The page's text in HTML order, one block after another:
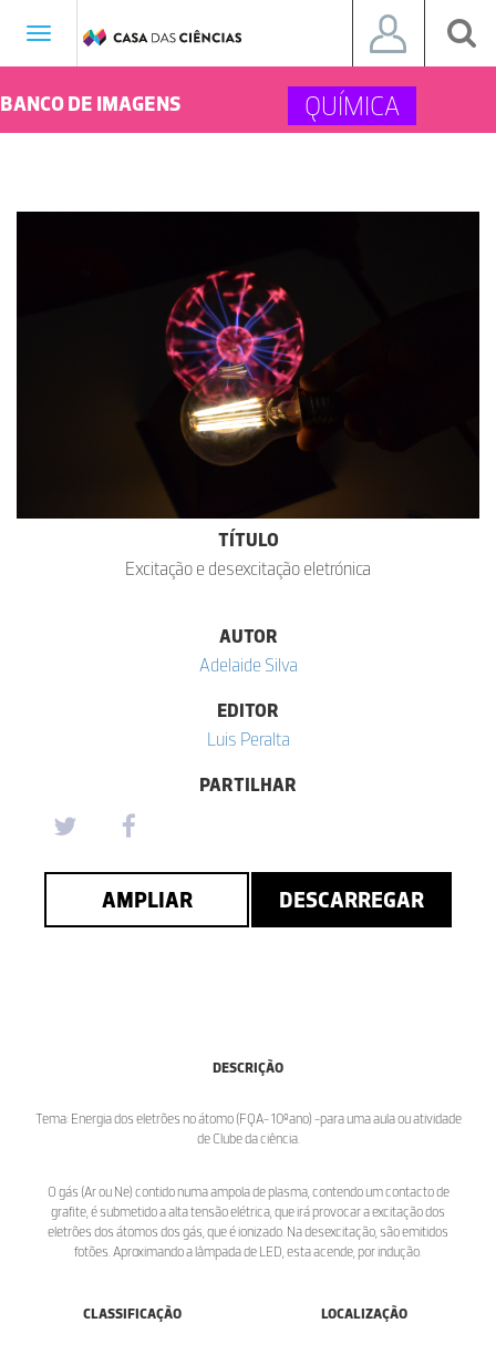
Toggle
BANCO DE IMAGENS QUÍMICA
TÍTULO
Excitação e desexcitação eletrónica
AUTOR
Adelaide Silva
EDITOR
Luis Peralta
PARTILHAR
AMPLIAR DESCARREGAR
DESCRIÇÃO
Tema: Energia dos eletrões no átomo (FQA- 10ºano) -para uma aula ou atividade
de Clube da ciência.
O gás (Ar ou Ne) contido numa ampola de plasma, contendo um contacto de
grafite, é submetido a alta tensão elétrica, que irá provocar a excitação dos
eletrões dos átomos dos gás, que é ionizado. Na desexcitação, são emitidos
fotões. Aproximando a lâmpada de LED, esta acende, por indução.
CLASSIFICAÇÃO LOCALIZAÇÃO